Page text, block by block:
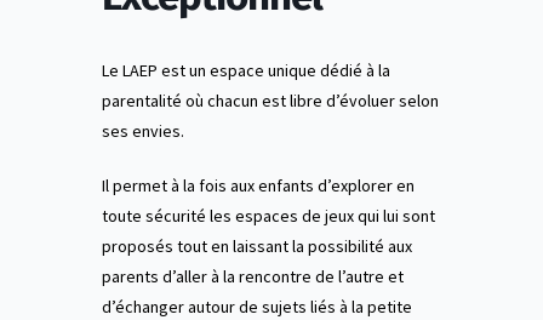
Le LAEP est un espace unique dédié à la
parentalité où chacun est libre d’évoluer selon
ses envies.
Il permet à la fois aux enfants d’explorer en
toute sécurité les espaces de jeux qui lui sont
proposés tout en laissant la possibilité aux
parents d’aller à la rencontre de l’autre et
d’échanger autour de sujets liés à la petite